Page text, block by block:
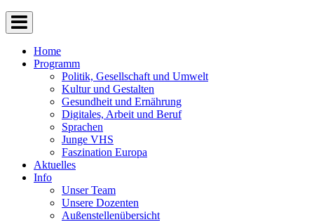
Home
Programm
Politik, Gesellschaft und Umwelt
Kultur und Gestalten
Gesundheit und Ernährung
Digitales, Arbeit und Beruf
Sprachen
Junge VHS
Faszination Europa
Aktuelles
Info
Unser Team
Unsere Dozenten
Außenstellenübersicht